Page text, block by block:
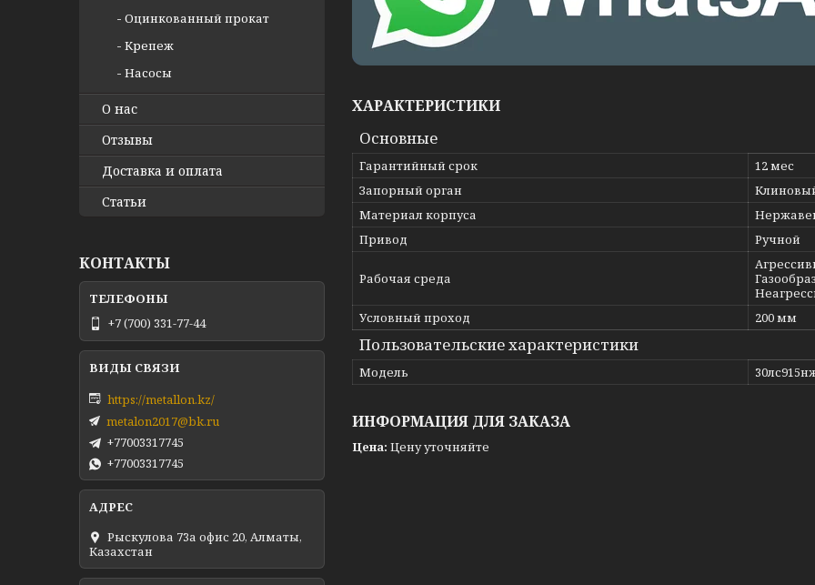
ХАРАКТЕРИСТИКИ
Основные
Гарантийный срок
12 мес
Запорный орган
Материал корпуса
Привод
Ручной
Рабочая среда
Условный проход
200 мм
Пользовательские характеристики
Модель
ИНФОРМАЦИЯ ДЛЯ ЗАКАЗА
Цена: Цену уточняйте
Оцинкованный прокат
Крепеж
Насосы
О нас
Отзывы
Доставка и оплата
Статьи
КОНТАКТЫ
+7 (700) 331-77-44
https://metallon.kz/
metalon2017@bk.ru
+77003317745
+77003317745
Рыскулова 73а офис 20, Алматы,
Казахстан